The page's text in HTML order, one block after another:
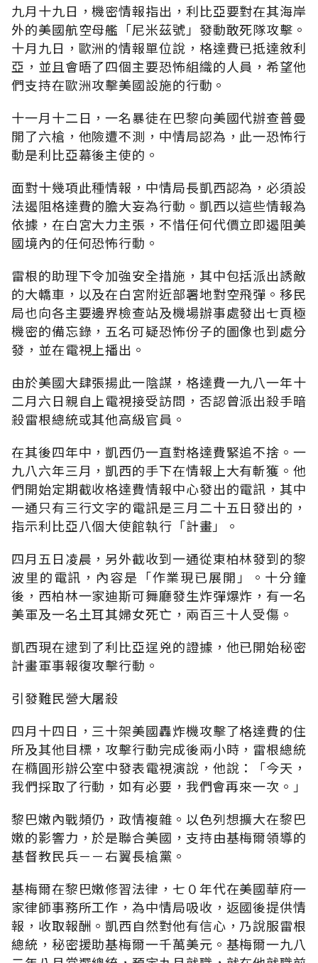
九月十九日，機密情報指出，利比亞要對在其海岸
外的美國航空母艦「尼米茲號」發動敢死隊攻擊。
十月九日，歐洲的情報單位說，格達費已抵達敘利
亞，並且會晤了四個主要恐怖組織的人員，希望他
們支持在歐洲攻擊美國設施的行動。
十一月十二日，一名暴徒在巴黎向美國代辦查普曼
開了六槍，他險遭不測，中情局認為，此一恐怖行
動是利比亞幕後主使的。
面對十幾項此種情報，中情局長凱西認為，必須設
法遏阻格達費的膽大妄為行動。凱西以這些情報為
依據，在白宮大力主張，不惜任何代價立即遏阻美
國境內的任何恐怖行動。
雷根的助理下令加強安全措施，其中包括派出誘敵
的大轎車，以及在白宮附近部署地對空飛彈。移民
局也向各主要邊界檢查站及機場辦事處發出七頁極
機密的備忘錄，五名可疑恐怖份子的圖像也到處分
發，並在電視上播出。
由於美國大肆張揚此一陰謀，格達費一九八一年十
二月六日親自上電視接受訪問，否認曾派出殺手暗
殺雷根總統或其他高級官員。
在其後四年中，凱西仍一直對格達費緊追不捨。一
九八六年三月，凱西的手下在情報上大有斬獲。他
們開始定期截收格達費情報中心發出的電訊，其中
一通只有三行文字的電訊是三月二十五日發出的，
指示利比亞八個大使館執行「計畫」。
四月五日凌晨，另外截收到一通從東柏林發到的黎
波里的電訊，內容是「作業現已展開」。十分鐘
後，西柏林一家迪斯可舞廳發生炸彈爆炸，有一名
美軍及一名土耳其婦女死亡，兩百三十人受傷。
凱西現在逮到了利比亞逞兇的證據，他已開始秘密
計畫軍事報復攻擊行動。
引發難民營大屠殺
四月十四日，三十架美國轟炸機攻擊了格達費的住
所及其他目標，攻擊行動完成後兩小時，雷根總統
在橢圓形辦公室中發表電視演說，他說：「今天，
我們採取了行動，如有必要，我們會再來一次。」
黎巴嫩內戰頻仍，政情複雜。以色列想擴大在黎巴
嫩的影響力，於是聯合美國，支持由基梅爾領導的
基督教民兵－－右翼長槍黨。
基梅爾在黎巴嫩修習法律，七０年代在美國華府一
家律師事務所工作，為中情局吸收，返國後提供情
報，收取報酬。凱西自然對他有信心，乃說服雷根
總統，秘密援助基梅爾一千萬美元。基梅爾一九八